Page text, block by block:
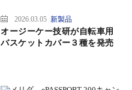
2026.03.05 新製品
オージーケー技研が自転車用
バスケットカバー３種を発売